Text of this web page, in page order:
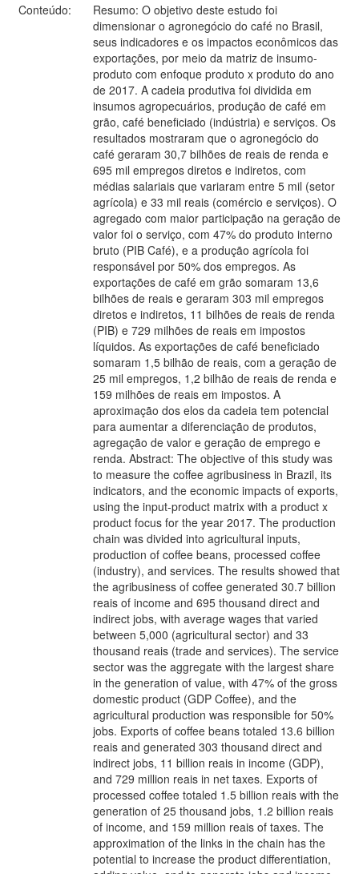
Conteúdo:
Resumo: O objetivo deste estudo foi
dimensionar o agronegócio do café no Brasil,
seus indicadores e os impactos econômicos das
exportações, por meio da matriz de insumo-
produto com enfoque produto x produto do ano
de 2017. A cadeia produtiva foi dividida em
insumos agropecuários, produção de café em
grão, café beneficiado (indústria) e serviços. Os
resultados mostraram que o agronegócio do
café geraram 30,7 bilhões de reais de renda e
695 mil empregos diretos e indiretos, com
médias salariais que variaram entre 5 mil (setor
agrícola) e 33 mil reais (comércio e serviços). O
agregado com maior participação na geração de
valor foi o serviço, com 47% do produto interno
bruto (PIB Café), e a produção agrícola foi
responsável por 50% dos empregos. As
exportações de café em grão somaram 13,6
bilhões de reais e geraram 303 mil empregos
diretos e indiretos, 11 bilhões de reais de renda
(PIB) e 729 milhões de reais em impostos
líquidos. As exportações de café beneficiado
somaram 1,5 bilhão de reais, com a geração de
25 mil empregos, 1,2 bilhão de reais de renda e
159 milhões de reais em impostos. A
aproximação dos elos da cadeia tem potencial
para aumentar a diferenciação de produtos,
agregação de valor e geração de emprego e
renda. Abstract: The objective of this study was
to measure the coffee agribusiness in Brazil, its
indicators, and the economic impacts of exports,
using the input-product matrix with a product x
product focus for the year 2017. The production
chain was divided into agricultural inputs,
production of coffee beans, processed coffee
(industry), and services. The results showed that
the agribusiness of coffee generated 30.7 billion
reais of income and 695 thousand direct and
indirect jobs, with average wages that varied
between 5,000 (agricultural sector) and 33
thousand reais (trade and services). The service
sector was the aggregate with the largest share
in the generation of value, with 47% of the gross
domestic product (GDP Coffee), and the
agricultural production was responsible for 50%
jobs. Exports of coffee beans totaled 13.6 billion
reais and generated 303 thousand direct and
indirect jobs, 11 billion reais in income (GDP),
and 729 million reais in net taxes. Exports of
processed coffee totaled 1.5 billion reais with the
generation of 25 thousand jobs, 1.2 billion reais
of income, and 159 million reais of taxes. The
approximation of the links in the chain has the
potential to increase the product differentiation,